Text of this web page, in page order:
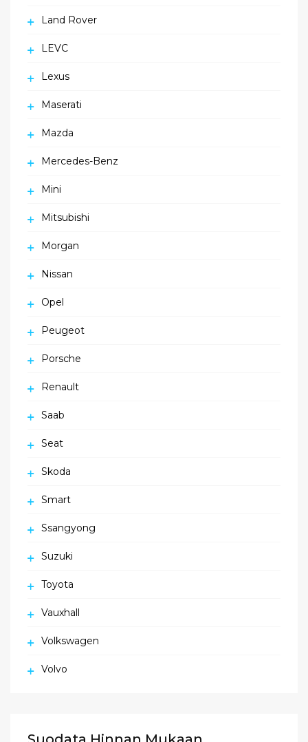
Land Rover
LEVC
Lexus
Maserati
Mazda
Mercedes-Benz
Mini
Mitsubishi
Morgan
Nissan
Opel
Peugeot
Porsche
Renault
Saab
Seat
Skoda
Smart
Ssangyong
Suzuki
Toyota
Vauxhall
Volkswagen
Volvo